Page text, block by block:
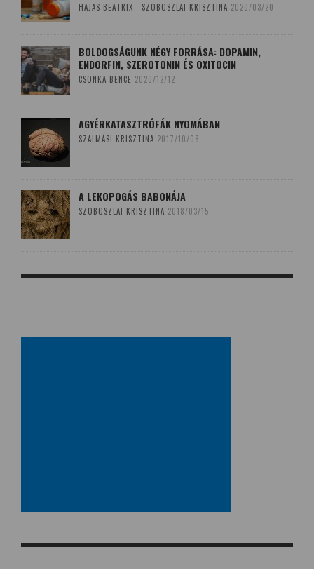
HAJAS BEATRIX - SZOBOSZLAI KRISZTINA 2020/03/20
BOLDOGSÁGUNK NÉGY FORRÁSA: DOPAMIN,
ENDORFIN, SZEROTONIN ÉS OXITOCIN
CSONKA BENCE 2020/12/12
AGYÉRKATASZTRÓFÁK NYOMÁBAN
SZALMÁSI KRISZTINA 2017/10/08
A LEKOPOGÁS BABONÁJA
SZOBOSZLAI KRISZTINA 2018/03/15